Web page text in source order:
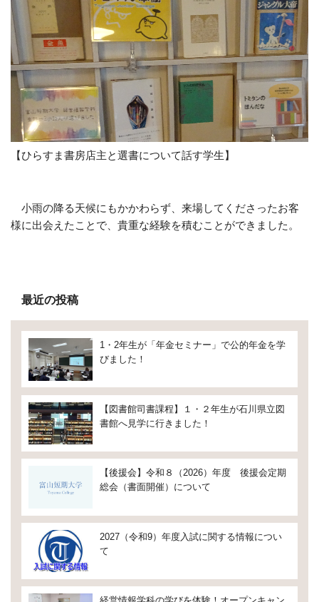
【ひらすま書房店主と選書について話す学生】
小雨の降る天候にもかかわらず、来場してくださったお客
様に出会えたことで、貴重な経験を積むことができました。
最近の投稿
1・2年生が「年金セミナー」で公的年金を学
びました！
【図書館司書課程】１・２年生が石川県立図
書館へ見学に行きました！
【後援会】令和８（2026）年度 後援会定期
総会（書面開催）について
2027（令和9）年度入試に関する情報につい
て